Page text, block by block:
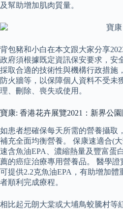
及幫助增加肌肉質量。
背包豬和小白在本文跟大家分享
政府須根據既定資訊保安要求，安
採取合適的技術性與機構行政措施
防火牆等，以保障個人資料不受未
理、刪除、喪失或使用。
寶康: 香港花卉展覽2021：新界公園
如患者想確保每天所需的營養攝取
補充全面均衡營養。 保康速適合(
速含魚油EPA、濃縮熱量及豐富蛋
薦的癌症治療專用營養品。 醫學
可提供2.2克魚油EPA，有助增加體
者順利完成療程。
相比起元朗大棠或大埔鳥蛟騰村等